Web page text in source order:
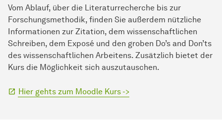
Vom Ablauf, über die Literaturrecherche bis zur
Forschungsmethodik, finden Sie außerdem nützliche
Informationen zur Zitation, dem wissenschaftlichen
Schreiben, dem Exposé und den groben Do’s and Don’ts
des wissenschaftlichen Arbeitens. Zusätzlich bietet der
Kurs die Möglichkeit sich auszutauschen.
Hier gehts zum Moodle Kurs ->